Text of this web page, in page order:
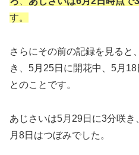
す。
さらにその前の記録を見ると
き、5月25日に開花中、5月
とのことです。
あじさいは5月29日に3分咲
月8日はつぼみでした。